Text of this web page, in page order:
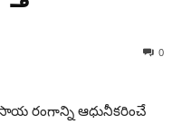
0
రంగాన్ని ఆధునీకరించే